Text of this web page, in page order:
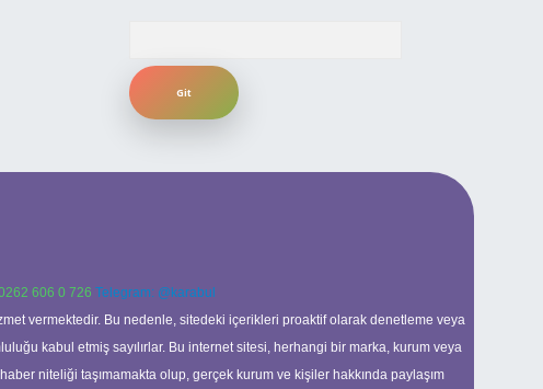
606 0 726 Telegram: @karabul
vermektedir. Bu nedenle, sitedeki içerikleri proaktif olarak denetleme veya
kabul etmiş sayılırlar. Bu internet sitesi, herhangi bir marka, kurum veya
niteliği taşımamakta olup, gerçek kurum ve kişiler hakkında paylaşım